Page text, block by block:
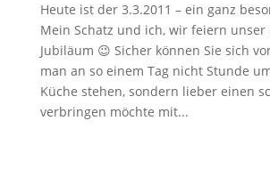
Heute ist der 3.3.2011 – ein ganz
Mein Schatz und ich, wir feiern unser
Jubiläum 😉 Sicher können Sie sich
man an so einem Tag nicht Stunde
Küche stehen, sondern lieber einen
verbringen möchte mit...